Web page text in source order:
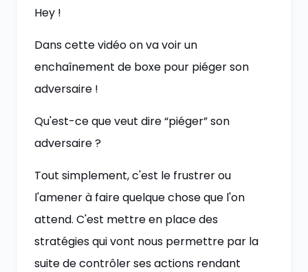
Hey !
Dans cette vidéo on va voir un
enchaînement de boxe pour piéger son
adversaire !
Qu'est-ce que veut dire “piéger” son
adversaire ?
Tout simplement, c'est le frustrer ou
l'amener à faire quelque chose que l'on
attend. C'est mettre en place des
stratégies qui vont nous permettre par la
suite de contrôler ses actions rendant